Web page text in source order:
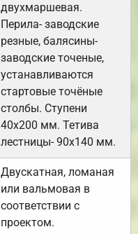
двухмаршевая.
Перила- заводские
резные, балясины-
заводские точеные,
устанавливаются
стартовые точёные
столбы. Ступени
40х200 мм. Тетива
лестницы- 90х140 мм.
Двускатная, ломаная
или вальмовая в
соответствии с
проектом.